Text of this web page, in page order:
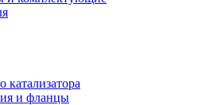
катализатора
и фланцы